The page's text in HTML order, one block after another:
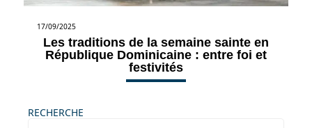
17/09/2025
Les traditions de la semaine sainte en
République Dominicaine : entre foi et
festivités
RECHERCHE